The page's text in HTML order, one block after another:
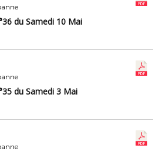
du Samedi 10 Mai
du Samedi 3 Mai